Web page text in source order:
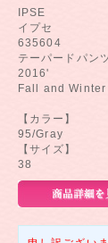
IPSE
イプセ
635604
テーパードパン
2016'
Fall and
【カラー】
95/Gray
【サイズ】
38